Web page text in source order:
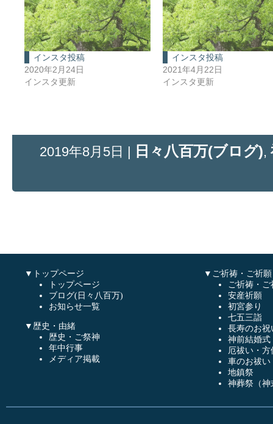
インスタ投稿
2020年2月24日
インスタ更新
インスタ投稿
2021年4月22日
インスタ更新
2019年8月5日 | 日々八百万(ブログ),
▼トップページ
トップページ
ブログ(日々八百万)
お知らせ一覧
▼歴史・由緒
歴史・ご祭神
年中行事
メディア掲載
▼ご祈祷・ご祈願
ご祈祷・ご
安産祈願
初宮参り
七五三詣
長寿のお祝
神前結婚式
厄祓い・方
車のお祓い
地鎮祭
神葬祭（神